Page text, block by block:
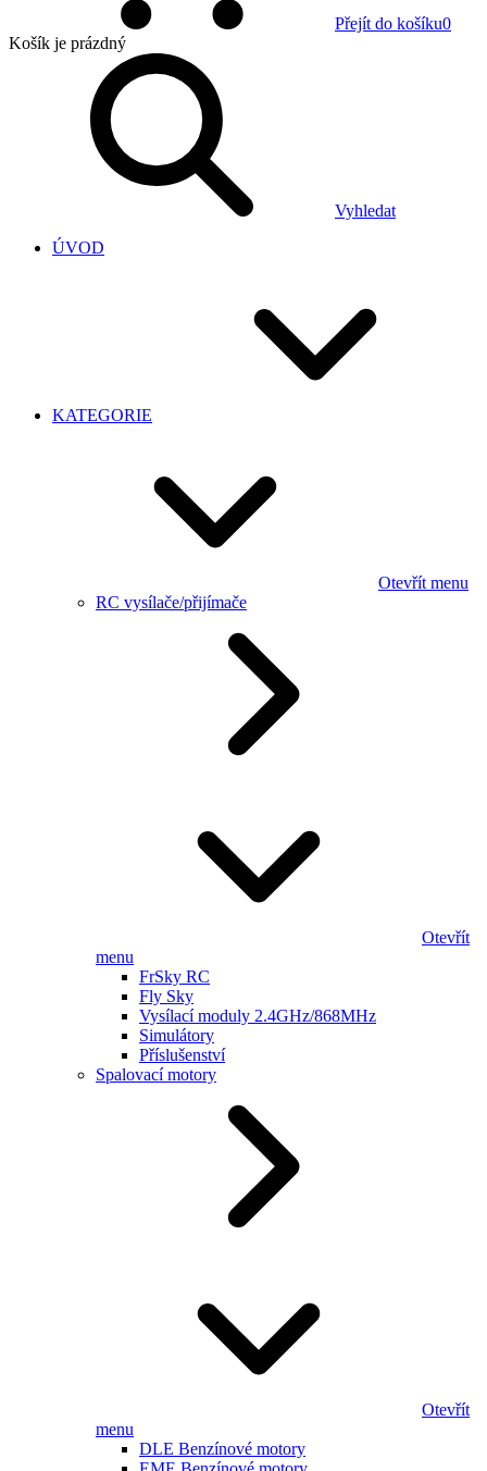
Přejít do košíku0
Košík je prázdný
Vyhledat
ÚVOD
KATEGORIE
Otevřít menu
RC vysílače/přijímače
Otevřít
menu
FrSky RC
Fly Sky
Vysílací moduly 2.4GHz/868MHz
Simulátory
Příslušenství
Spalovací motory
Otevřít
menu
DLE Benzínové motory